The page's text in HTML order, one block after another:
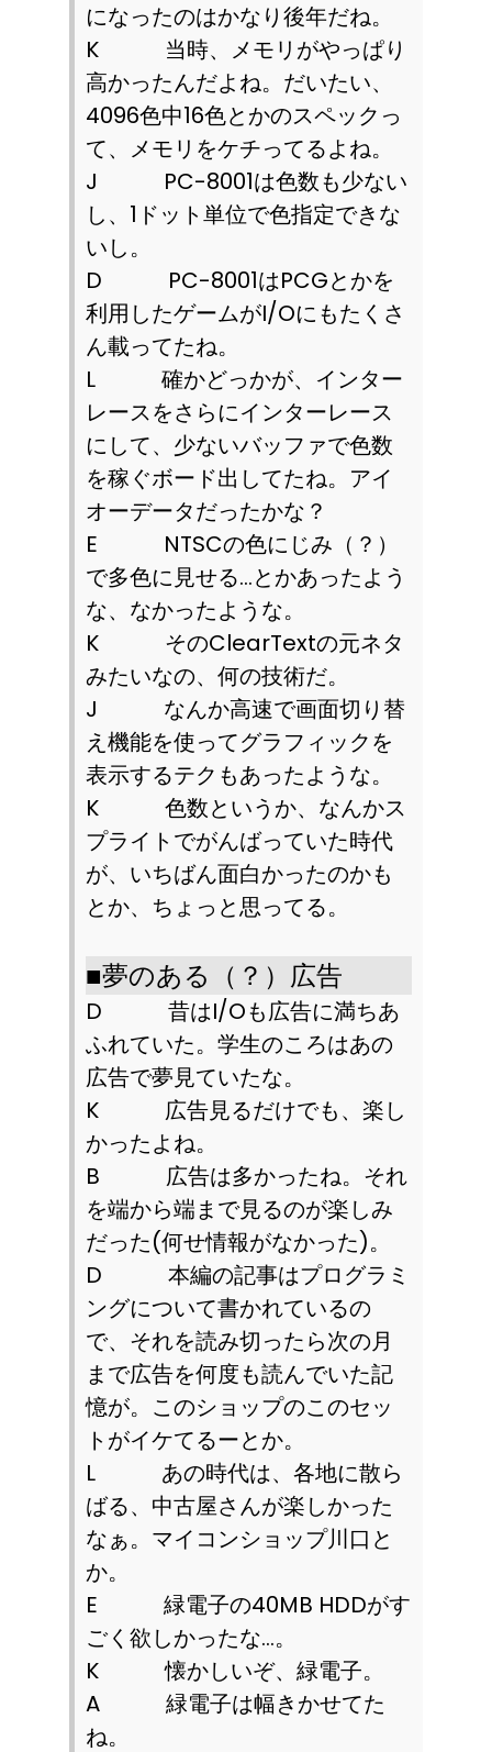
になったのはかなり後年だね。
K当時、メモリがやっぱり
高かったんだよね。だいたい、
4096色中16色とかのスペックっ
て、メモリをケチってるよね。
J
PC-8001は色数も少ない
し、 1 ドット単位で色指定できな
いし。
D
PC-8001はPCGとかを
利用したゲームがI/Oにもたくさ
ん載ってたね。
L確かどっかが、インター
レースをさらにインターレース
にして、少ないバッファで色数
を稼ぐボード出してたね。アイ
オーデータだったかな？
E
NTSCの色にじみ（？）
で多色に見せる…とかあったよう
な、なかったような。
KそのClearTextの元ネタ
みたいなの、何の技術だ。
J なんか高速で画面切り替
え機能を使ってグラフィックを
表示するテクもあったような。
K色数というか、なんかス
プライトでがんばっていた時代
が、いちばん面白かったのかも
とか、ちょっと思ってる。
■夢のある（？）広告
D 昔はI/Oも広告に満ちあ
ふれていた。学生のころはあの
広告で夢見ていたな。
K広告見るだけでも、楽し
かったよね。
B 広告は多かったね。それ
を端から端まで見るのが楽しみ
だった(何せ情報がなかった)。
D 本編の記事はプログラミ
ングについて書かれているの
で、それを読み切ったら次の月
まで広告を何度も読んでいた記
憶が。このショップのこのセッ
トがイケてるーとか。
Lあの時代は、各地に散ら
ばる、中古屋さんが楽しかった
なぁ。マイコンショップ川口と
か。
E 緑電子の40MB HDDがす
ごく欲しかったな…。
K懐かしいぞ、緑電子。
A緑電子は幅きかせてた
ね。